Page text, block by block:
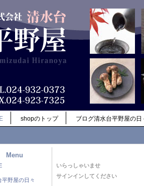
shopのトップ ブログ清水台平野屋の日
Menu
平野屋の日々
いらっしゃいませ
サインインしてください